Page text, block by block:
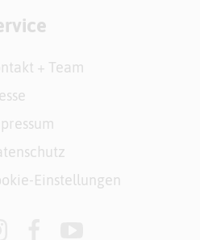
+ Team
Einstellungen